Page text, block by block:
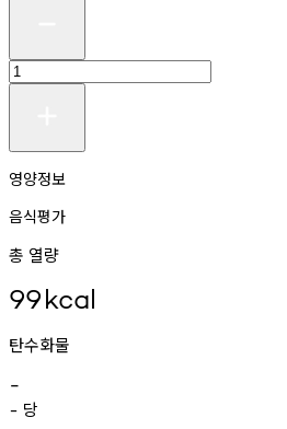
영양정보
음식평가
총 열량
99kcal
탄수화물
-
- 당